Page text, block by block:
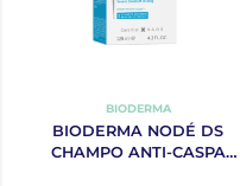
BIODERMA
BIODERMA NODÉ DS
CHAMPO ANTI-CASPA